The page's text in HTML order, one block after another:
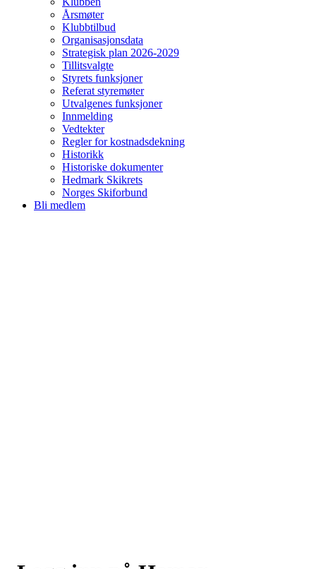
Årsmøter
Klubbtilbud
Organisasjonsdata
Strategisk plan 2026-2029
Tillitsvalgte
Styrets funksjoner
Referat styremøter
Utvalgenes funksjoner
Innmelding
Vedtekter
Regler for kostnadsdekning
Historikk
Historiske dokumenter
Hedmark Skikrets
Norges Skiforbund
Bli medlem